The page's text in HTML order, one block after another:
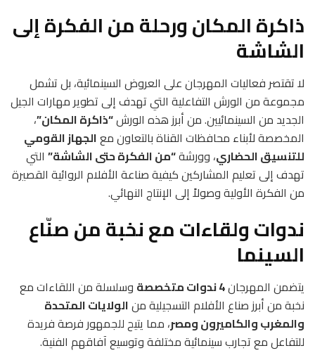
ذاكرة المكان ورحلة من الفكرة إلى
الشاشة
لا تقتصر فعاليات المهرجان على العروض السينمائية، بل تشمل
مجموعة من الورش التفاعلية التي تهدف إلى تطوير مهارات الجيل
الجديد من السينمائيين. من أبرز هذه الورش“ذاكرة المكان”،
المخصصة لأبناء محافظات القناة بالتعاون معالجهاز القومي
للتنسيق الحضاري، وورشة“من الفكرة حتى الشاشة” التي
تهدف إلى تعليم المشاركين كيفية صناعة الأفلام الروائية القصيرة
من الفكرة الأولية وصولاً إلى الإنتاج النهائي.
ندوات ولقاءات مع نخبة من صنّاع
السينما
يتضمن المهرجان4 ندوات متخصصة
وسلسلة من اللقاءات مع
نخبة من أبرز صناع الأفلام التسجيلية منالولايات المتحدة
والمغرب والكاميرون ومصر، مما يتيح للجمهور فرصة فريدة
للتفاعل مع تجارب سينمائية مختلفة وتوسيع آفاقهم الفنية.